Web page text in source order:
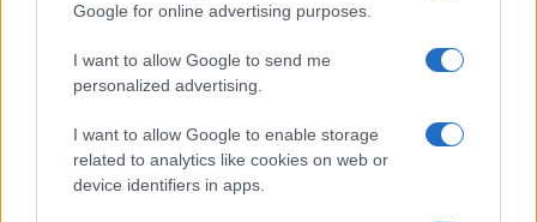
Google for online advertising purposes.
I want to allow Google to send me
personalized advertising.
I want to allow Google to enable storage
related to analytics like cookies on web or
device identifiers in apps.
Stop ai cantieri privati a Olbia, nuove regole
anche a San Pantaleo
Rapina a Porto Rotondo, due uomini fermati dai
carabinieri